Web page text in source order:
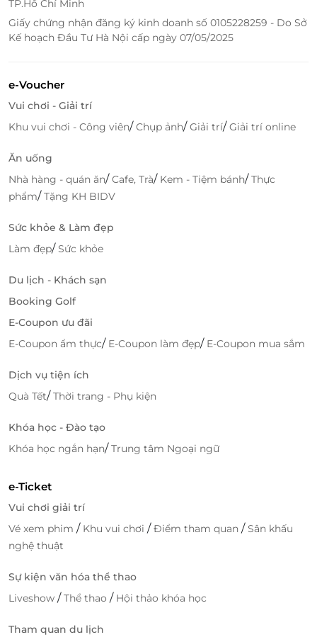
trưa tại nhà hàng.
mua quà cho người thân và bạn bè.
18h00: Quý khách về đến TP.HCM, hướng dẫn viên
chia tay quý khách hẹn ngày gặp lại! Kết thúc
Lưu ý: Thứ tự các điểm tham quan có thể thay đổi
tùy vào điều kiện thực tế, nhưng vẫn đáp ứng đầy đủ
TP.Hồ Chí Minh
Giấy chứng nhận đăng ký kinh doanh số 0105228259 - Do Sở
Kế hoạch Đầu Tư Hà Nội cấp ngày 07/05/2025
e-Voucher
Vui chơi - Giải trí
Khu vui chơi - Công viên/Chụp ảnh/Giải trí/Giải trí online
Ăn uống
Nhà hàng - quán ăn/Cafe, Trà/ Kem - Tiệm bánh/Thực
phẩm/Tặng KH BIDV
Sức khỏe & Làm đẹp
Làm đẹp/Sức khỏe
Du lịch - Khách sạn
Booking Golf
E-Coupon ưu đãi
E-Coupon ẩm thực/ E-Coupon làm đẹp/ E-Coupon mua sắm
Dịch vụ tiện ích
Quà Tết/Thời trang - Phụ kiện
Khóa học - Đào tạo
Khóa học ngắn hạn/Trung tâm Ngoại ngữ
e-Ticket
Vui chơi giải trí
Vé xem phim / Khu vui chơi /Điểm tham quan /Sân khấu
nghệ thuật
Sự kiện văn hóa thể thao
Liveshow /Thể thao / Hội thảo khóa học
Tham quan du lịch